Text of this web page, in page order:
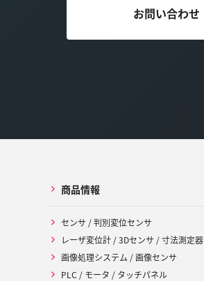
お問い合わせ
商品情報
センサ / 判別変位センサ
レーザ変位計 / 3Dセンサ / 寸法測定器
画像処理システム / 画像センサ
PLC / モータ / タッチパネル